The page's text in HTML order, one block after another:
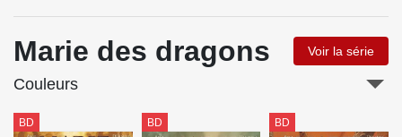
Marie des dragons Voir la série
Couleurs
BD BD BD